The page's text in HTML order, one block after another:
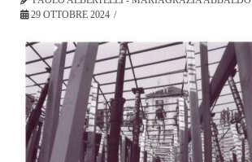
29 OTTOBRE 2024